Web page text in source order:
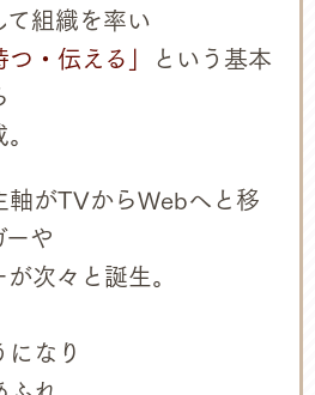
て組織を率い
つ・伝える」
という基本
軸がTVからWebへと移
ーや
次々と誕生。
になり